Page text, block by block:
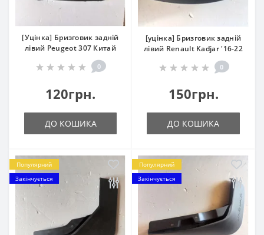
[Уцінка] Бризговик задній
лівий Peugeot 307 Китай
0
120грн.
ДО КОШИКА
[уцінка] Бризговик задній
лівий Renault Kadjar '16-22
0
150грн.
ДО КОШИКА
Популярний
Закінчується
Популярний
Закінчується